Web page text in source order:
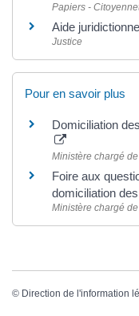
Papiers -
Aide
Justice
Pour en savoir plus
Domiciliation
Ministère chargé
Foire aux
domiciliation
Ministère chargé
© Direction de l'information